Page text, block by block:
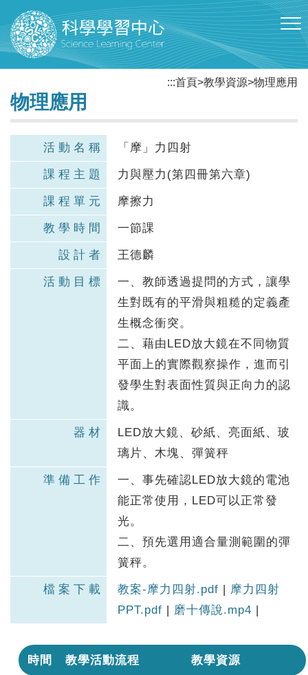
物理應用
:::首頁>教學資源>物理應用
活動名稱 「摩」力四射
課程主題 力與壓力(第四冊第六章)
課程單元 摩擦力
教學時間 一節課
設計者 王德麟
活動目標
一、教師透過提問的方式，讓學
生對既有的平滑與粗糙的定義產
生概念衝突。
二、藉由LED放大鏡在不同物質
平面上的實際觀察操作，進而引
發學生對表面性質與正向力的認
識。
器材
LED放大鏡、砂紙、亮面紙、玻
璃片、木塊、彈簧秤
準備工作
一、事先確認LED放大鏡的電池
能正常使用，LED可以正常發
光。
二、預先選用適合量測範圍的彈
簧秤。
檔案下載 教案-摩力四射.pdf | 摩力四射
PPT.pdf | 磨十傳說.mp4 |
時間 教學活動流程 教學資源